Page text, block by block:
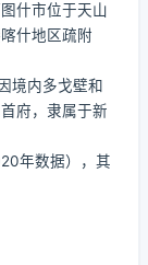
什市位于天山
什地区疏附
境内多戈壁和
府，隶属于新
年数据），其